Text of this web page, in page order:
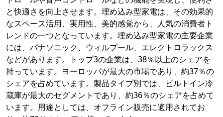
と快適さを向上させます。埋め込み型家電は、その効果的
なスペース活用、実用性、美的感覚から、人気の消費者ト
レンドの一つとなっています。埋め込み型家電の主要企業
には、パナソニック、ウィルプール、エレクトロラックス
などがあります。トップ3の企業は、38％以上のシェアを
持っています。ヨーロッパが最大の市場であり、約37％の
シェアを占めています。製品タイプ別では、ビルトイン冷
蔵庫が最大のセグメントであり、約36％のシェアを占めて
います。用途としては、オフライン販売に適用されてお